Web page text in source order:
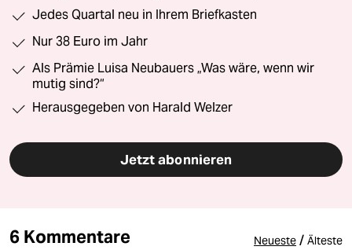
Jedes Quartal neu in Ihrem Briefkasten
Nur 38 Euro im Jahr
Als Prämie Luisa Neubauers „Was wäre, wenn wir
mutig sind?“
Herausgegeben von Harald Welzer
Jetzt abonnieren
6 Kommentare Neueste / Älteste